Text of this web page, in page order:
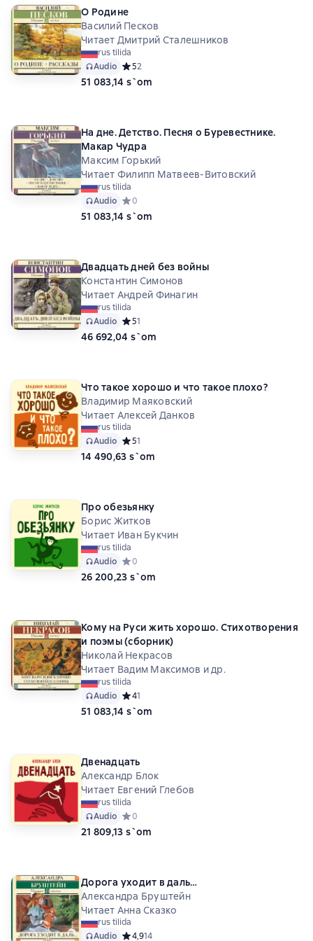
Honoré de Balzac Павел Катенин
О Родине
Василий Песков
Читает Дмитрий Сталешников
rus tilida
Audio Средний рейтинг 5 на основе 2 оценок
52
51 083,14 s`om
На дне. Детство. Песня о Буревестнике.
Макар Чудра
Максим Горький
Читает Филипп Матвеев-Витовский
rus tilida
Audio Средний рейтинг 0 на основе 0 оценок
0
51 083,14 s`om
Двадцать дней без войны
Константин Симонов
Читает Андрей Финагин
rus tilida
Audio Средний рейтинг 5 на основе 1 оценок
51
46 692,04 s`om
Что такое хорошо и что такое плохо?
Владимир Маяковский
Читает Алексей Данков
rus tilida
Audio Средний рейтинг 5 на основе 1 оценок
51
14 490,63 s`om
Про обезьянку
Борис Житков
Читает Иван Букчин
rus tilida
Audio Средний рейтинг 0 на основе 0 оценок
0
26 200,23 s`om
Кому на Руси жить хорошо. Стихотворения
и поэмы (сборник)
Николай Некрасов
Читает Вадим Максимов и др.
rus tilida
Audio Средний рейтинг 4 на основе 1 оценок
41
51 083,14 s`om
Двенадцать
Александр Блок
Читает Евгений Глебов
rus tilida
Audio Средний рейтинг 0 на основе 0 оценок
0
21 809,13 s`om
Дорога уходит в даль…
Александра Бруштейн
Читает Анна Сказко
rus tilida
Audio Средний рейтинг 4,9 на основе 14 оценок
4,914